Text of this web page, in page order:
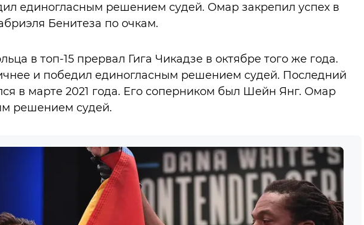
единогласным решением судей. Омар закрепил успех в
Бенитеза по очкам.
в топ-15 прервал Гига Чикадзе в октябре того же года.
и победил единогласным решением судей. Последний
в марте 2021 года. Его соперником был Шейн Янг. Омар
решением судей.